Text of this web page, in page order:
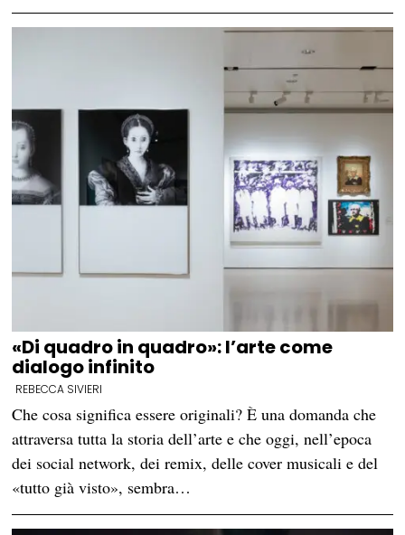
«Di quadro in quadro»: l’arte come
dialogo infinito
REBECCA SIVIERI
Che cosa significa essere originali? È una domanda che
attraversa tutta la storia dell’arte e che oggi, nell’epoca
dei social network, dei remix, delle cover musicali e del
«tutto già visto», sembra…